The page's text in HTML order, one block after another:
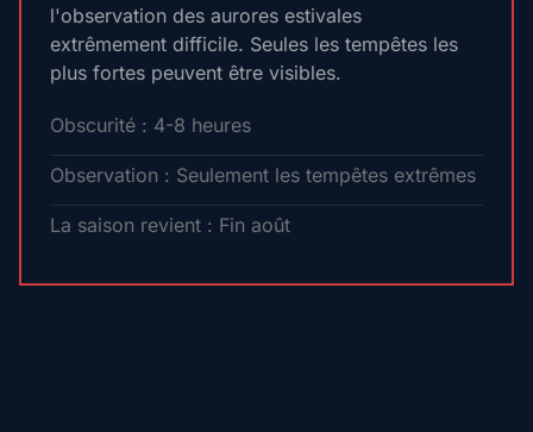
l'observation des aurores estivales
extrêmement difficile. Seules les tempêtes les
plus fortes peuvent être visibles.
Obscurité : 4-8 heures
Observation : Seulement les tempêtes extrêmes
La saison revient : Fin août